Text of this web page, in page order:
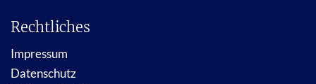
Rechtliches
Impressum
Datenschutz